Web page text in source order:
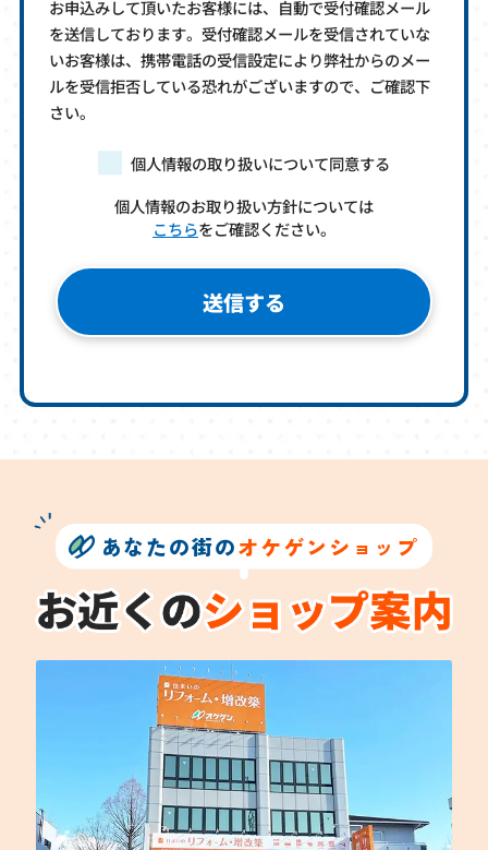
お申込みして頂いたお客様には、自動で受付確認メール
を送信しております。受付確認メールを受信されていな
いお客様は、携帯電話の受信設定により弊社からのメー
ルを受信拒否している恐れがございますので、ご確認下
さい。
個人情報の取り扱いについて同意する
個人情報のお取り扱い方針については
こちらをご確認ください。
あなたの街のオケゲンショップ